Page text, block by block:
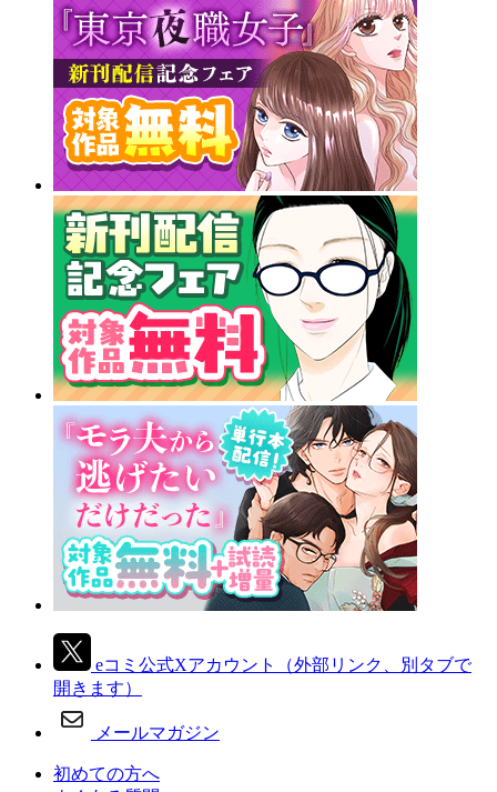
eコミ公式Xアカウント
（外部リンク、別タブで
開きます）
メールマガジン
初めての方へ